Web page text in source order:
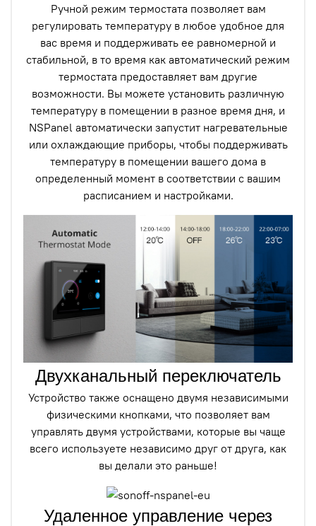
Ручной режим термостата позволяет вам
регулировать температуру в любое удобное для
вас время и поддерживать ее равномерной и
стабильной, в то время как автоматический режим
термостата предоставляет вам другие
возможности. Вы можете установить различную
температуру в помещении в разное время дня, и
NSPanel автоматически запустит нагревательные
или охлаждающие приборы, чтобы поддерживать
температуру в помещении вашего дома в
определенный момент в соответствии с вашим
расписанием и настройками.
Двухканальный переключатель
Устройство также оснащено двумя независимыми
физическими кнопками, что позволяет вам
управлять двумя устройствами, которые вы чаще
всего используете независимо друг от друга, как
вы делали это раньше!
Удаленное управление через